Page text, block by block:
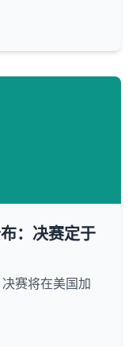
：决赛定于
赛将在美国加